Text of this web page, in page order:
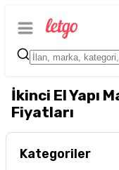
İkinci El Yapı
Fiyatları
Kategoriler